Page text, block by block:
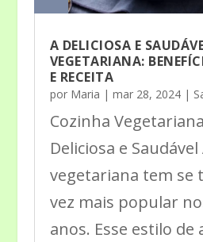
A DELICIOSA E
VEGETARIANA:
E RECEITA
por Maria | mar 28, 2024|
Cozinha
Deliciosa e
vegetariana tem se
vez mais popular
anos. Esse estilo de